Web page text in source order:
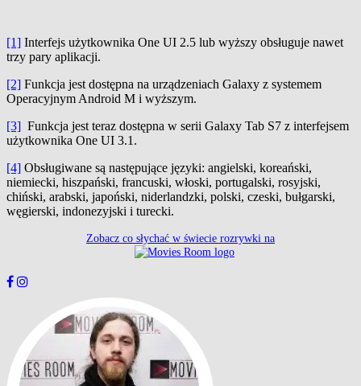
[1] Interfejs użytkownika One UI 2.5 lub wyższy obsługuje nawet
trzy pary aplikacji.
[2] Funkcja jest dostępna na urządzeniach Galaxy z systemem
Operacyjnym Android M i wyższym.
[3] Funkcja jest teraz dostępna w serii Galaxy Tab S7 z interfejsem
użytkownika One UI 3.1.
[4] Obsługiwane są następujące języki: angielski, koreański,
niemiecki, hiszpański, francuski, włoski, portugalski, rosyjski,
chiński, arabski, japoński, niderlandzki, polski, czeski, bułgarski,
węgierski, indonezyjski i turecki.
Zobacz co słychać w świecie rozrywki na